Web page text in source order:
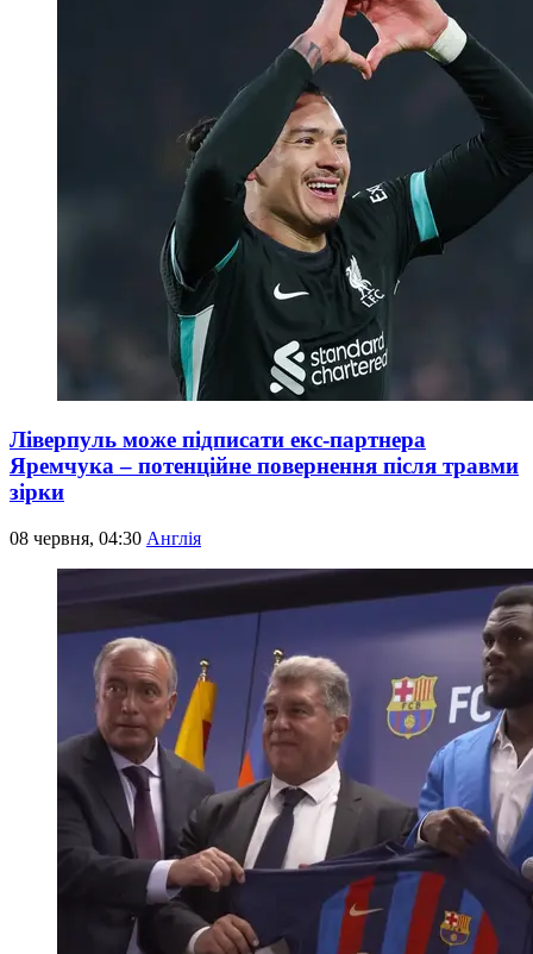
Ліверпуль може підписати екс-партнера
Яремчука – потенційне повернення після травми
зірки
08 червня, 04:30 Англія